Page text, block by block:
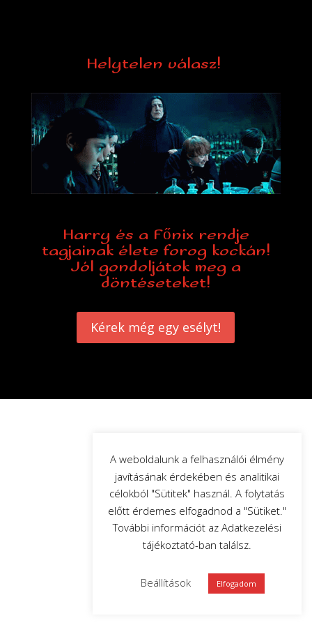
Helytelen válasz!
Harry és a Főnix rendje
tagjainak élete forog kockán!
Jól gondoljátok meg a
döntéseteket!
Kérek még egy esélyt!
A weboldalunk a felhasználói élmény
javításának érdekében és analitikai
célokból "Sütitek" használ. A folytatás
előtt érdemes elfogadnod a "Sütiket."
További információt az Adatkezelési
tájékoztató-ban találsz.
Beállítások Elfogadom